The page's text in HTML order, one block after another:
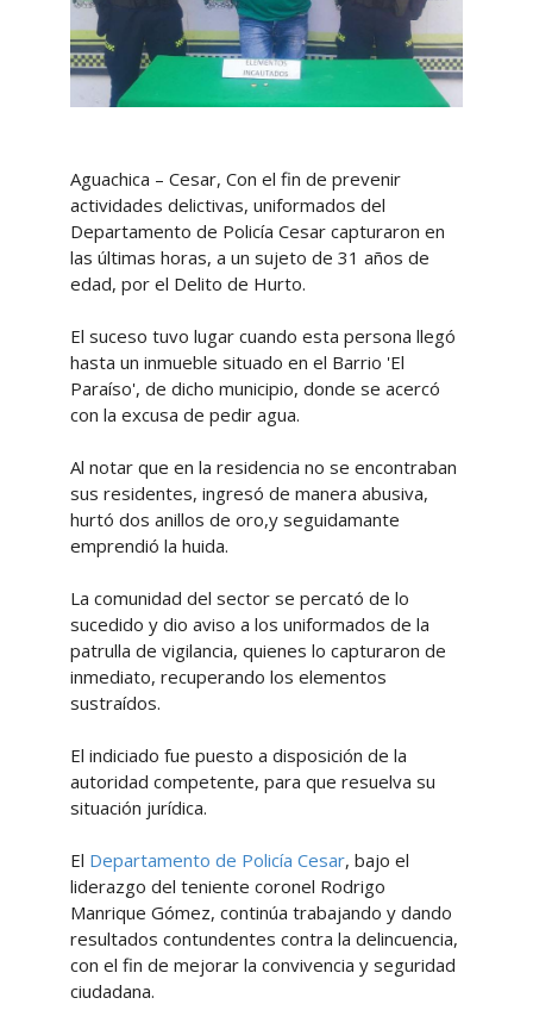
Aguachica – Cesar, Con el fin de prevenir
actividades delictivas, uniformados del
Departamento de Policía Cesar capturaron en
las últimas horas, a un sujeto de 31 años de
edad, por el Delito de Hurto.
El suceso tuvo lugar cuando esta persona llegó
hasta un inmueble situado en el Barrio 'El
Paraíso', de dicho municipio, donde se acercó
con la excusa de pedir agua.
Al notar que en la residencia no se encontraban
sus residentes, ingresó de manera abusiva,
hurtó dos anillos de oro,y seguidamante
emprendió la huida.
La comunidad del sector se percató de lo
sucedido y dio aviso a los uniformados de la
patrulla de vigilancia, quienes lo capturaron de
inmediato, recuperando los elementos
sustraídos.
El indiciado fue puesto a disposición de la
autoridad competente, para que resuelva su
situación jurídica.
El Departamento de Policía Cesar, bajo el
liderazgo del teniente coronel Rodrigo
Manrique Gómez, continúa trabajando y dando
resultados contundentes contra la delincuencia,
con el fin de mejorar la convivencia y seguridad
ciudadana.